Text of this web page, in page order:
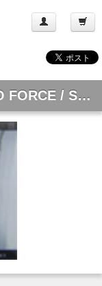
ハズレッシブ-FALOPIAN DISCO FORCE / SPLIT [7"]